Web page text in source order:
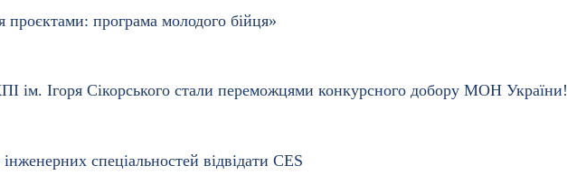
програма молодого бійця»
ім. Ігоря Сікорського стали переможцями конкурсного добору МОН України!
спеціальностей відвідати CES